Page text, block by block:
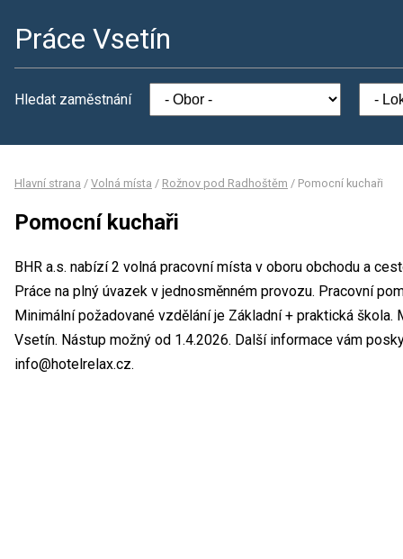
Práce Vsetín
Hledat zaměstnání
Hlavní strana / Volná místa / Rožnov pod Radhoštěm / Pomocní kuchaři
Pomocní kuchaři
BHR a.s. nabízí 2 volná pracovní místa v oboru obchodu a
Práce na plný úvazek v jednosměnném provozu. Pracovní
Minimální požadované vzdělání je Základní + praktická škola.
Vsetín. Nástup možný od 1.4.2026. Další informace vám
info@hotelrelax.cz.